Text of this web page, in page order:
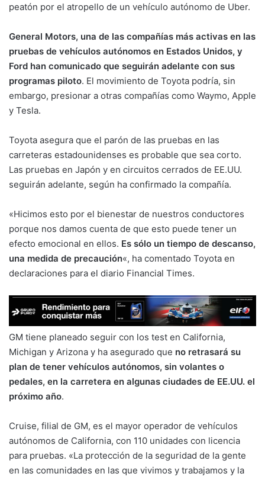
peatón por el atropello de un vehículo autónomo de Uber.
General Motors, una de las compañías más activas en las
pruebas de vehículos autónomos en Estados Unidos, y
Ford han comunicado que seguirán adelante con sus
programas piloto. El movimiento de Toyota podría, sin
embargo, presionar a otras compañías como Waymo, Apple
y Tesla.
Toyota asegura que el parón de las pruebas en las
carreteras estadounidenses es probable que sea corto.
Las pruebas en Japón y en circuitos cerrados de EE.UU.
seguirán adelante, según ha confirmado la compañía.
«Hicimos esto por el bienestar de nuestros conductores
porque nos damos cuenta de que esto puede tener un
efecto emocional en ellos. Es sólo un tiempo de descanso,
una medida de precaución«, ha comentado Toyota en
declaraciones para el diario Financial Times.
GM tiene planeado seguir con los test en California,
Michigan y Arizona y ha asegurado que no retrasará su
plan de tener vehículos autónomos, sin volantes o
pedales, en la carretera en algunas ciudades de EE.UU. el
próximo año.
Cruise, filial de GM, es el mayor operador de vehículos
autónomos de California, con 110 unidades con licencia
para pruebas. «La protección de la seguridad de la gente
en las comunidades en las que vivimos y trabajamos y la